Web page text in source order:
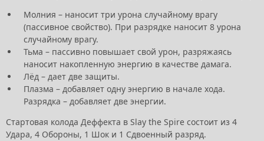
Молния – наносит три урона случайному врагу
(пассивное свойство). При разрядке наносит 8 урона
случайному врагу.
Тьма – пассивно повышает свой урон, разряжаясь
наносит накопленную энергию в качестве дамага.
Лёд – дает две защиты.
Плазма – добавляет одну энергию в начале хода.
Разрядка – добавляет две энергии.
Стартовая колода Деффекта в Slay the Spire состоит из 4
Удара, 4 Обороны, 1 Шок и 1 Сдвоенный разряд.